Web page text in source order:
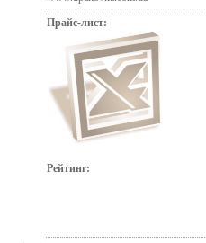
Прайс-лист:
Рейтинг: